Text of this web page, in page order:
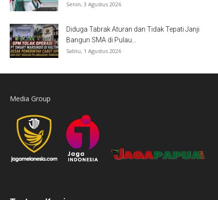
Senin, 3 Agustus 2026
Diduga Tabrak Aturan dan Tidak Tepati Janji
Bangun SMA di Pulau...
Sabtu, 1 Agustus 2026
Media Group